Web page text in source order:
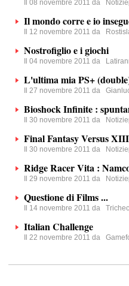
Il 08 novembre 2011 da
Il mondo corre e io
Il 12 novembre 2011 da
Nostrofiglio e i giochi
Il 04 novembre 2011 da
L'ultima mia PS+
Il 27 novembre 2011 da
Bioshock Infinite :
Il 30 novembre 2011 da
Final Fantasy Versus
Il 30 novembre 2011 da
Ridge Racer Vita :
Il 29 novembre 2011 da
Questione di Films ...
Il 14 novembre 2011 da
Italian Challenge
Il 22 novembre 2011 da